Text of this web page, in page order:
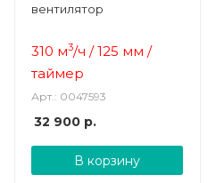
вентилятор
310 м3/ч / 125 мм /
таймер
Арт.: 0047593
32 900 р.
В корзину